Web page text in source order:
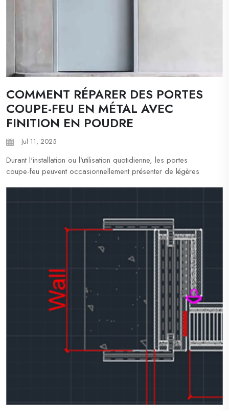
COMMENT RÉPARER DES PORTES
COUPE-FEU EN MÉTAL AVEC
FINITION EN POUDRE
Jul 11, 2025
Durant l'installation ou l'utilisation quotidienne, les portes
coupe-feu peuvent occasionnellement présenter de légères
de la peinture en aérosol du même métal feu...